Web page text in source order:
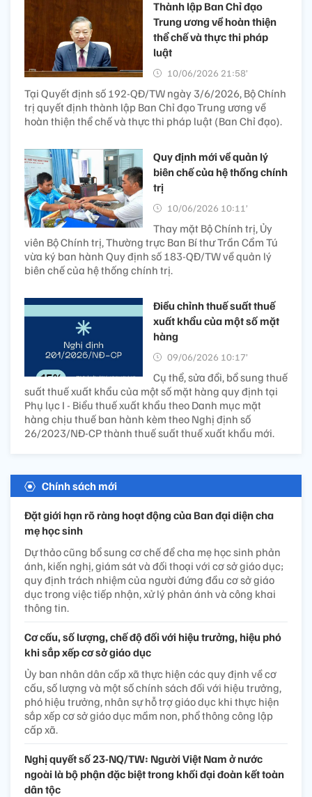
Thành lập Ban Chỉ đạo
Trung ương về hoàn thiện
thể chế và thực thi pháp
luật
10/06/2026 21:58’
Tại Quyết định số 192-QĐ/TW ngày 3/6/2026, Bộ Chính
trị quyết định thành lập Ban Chỉ đạo Trung ương về
hoàn thiện thể chế và thực thi pháp luật (Ban Chỉ đạo).
Quy định mới về quản lý
biên chế của hệ thống chính
trị
10/06/2026 10:11’
Thay mặt Bộ Chính trị, Ủy
viên Bộ Chính trị, Thường trực Ban Bí thư Trần Cẩm Tú
vừa ký ban hành Quy định số 183-QĐ/TW về quản lý
biên chế của hệ thống chính trị.
Điều chỉnh thuế suất thuế
xuất khẩu của một số mặt
hàng
09/06/2026 10:17’
Cụ thể, sửa đổi, bổ sung thuế
suất thuế xuất khẩu của một số mặt hàng quy định tại
Phụ lục I - Biểu thuế xuất khẩu theo Danh mục mặt
hàng chịu thuế ban hành kèm theo Nghị định số
26/2023/NĐ-CP thành thuế suất thuế xuất khẩu mới.
Chính sách mới
Đặt giới hạn rõ ràng hoạt động của Ban đại diện cha
mẹ học sinh
Dự thảo cũng bổ sung cơ chế để cha mẹ học sinh phản
ánh, kiến nghị, giám sát và đối thoại với cơ sở giáo dục;
quy định trách nhiệm của người đứng đầu cơ sở giáo
dục trong việc tiếp nhận, xử lý phản ánh và công khai
thông tin.
Cơ cấu, số lượng, chế độ đối với hiệu trưởng, hiệu phó
khi sắp xếp cơ sở giáo dục
Ủy ban nhân dân cấp xã thực hiện các quy định về cơ
cấu, số lượng và một số chính sách đối với hiệu trưởng,
phó hiệu trưởng, nhân sự hỗ trợ giáo dục khi thực hiện
sắp xếp cơ sở giáo dục mầm non, phổ thông công lập
cấp xã.
Nghị quyết số 23-NQ/TW: Người Việt Nam ở nước
ngoài là bộ phận đặc biệt trong khối đại đoàn kết toàn
dân tộc